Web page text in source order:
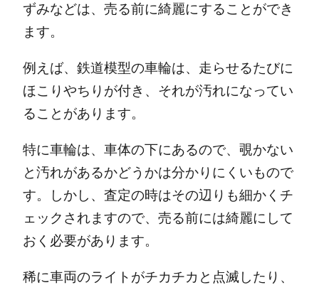
ずみなどは、売る前に綺麗にすることができ
ます。
例えば、鉄道模型の車輪は、走らせるたびに
ほこりやちりが付き、それが汚れになってい
ることがあります。
特に車輪は、車体の下にあるので、覗かない
と汚れがあるかどうかは分かりにくいもので
す。
しかし、査定の時はその辺りも細かくチ
ェックされますので、売る前には綺麗にして
おく必要があります。
稀に車両のライトがチカチカと点滅したり、